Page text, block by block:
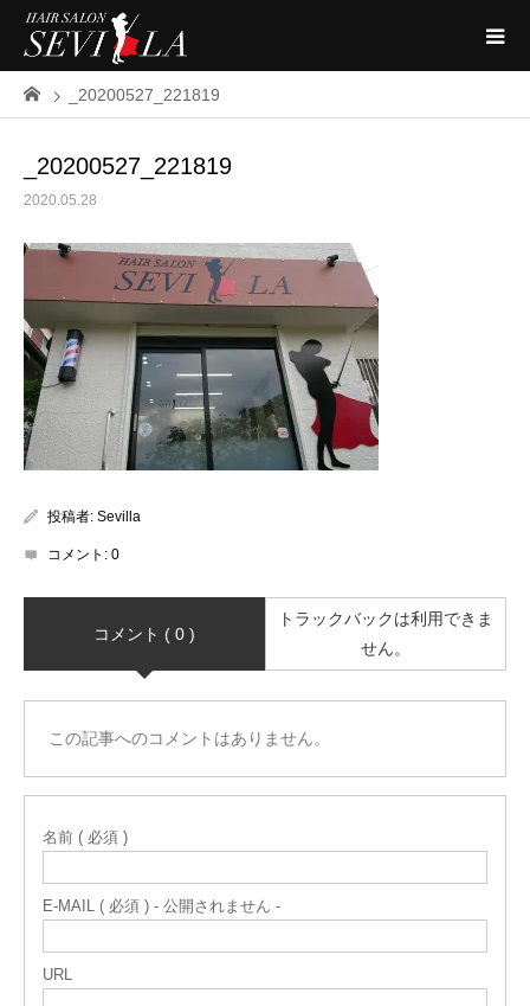
_20200527_221819
_20200527_221819
2020.05.28
投稿者: Sevilla
コメント: 0
コメント ( 0 )
トラックバックは利用できま
せん。
この記事へのコメントはありません。
名前 ( 必須 )
E-MAIL ( 必須 ) - 公開されません -
URL